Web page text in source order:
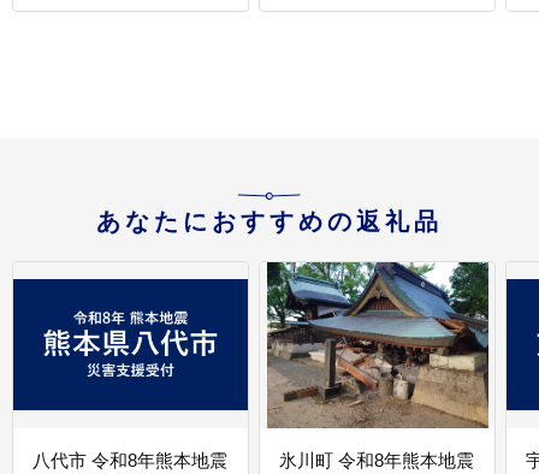
梨県 韮崎市 20743108]
ト 送料無料 ふるさと納
あなたにおすすめの返礼品
八代市 令和8年熊本地震
氷川町 令和8年熊本地震